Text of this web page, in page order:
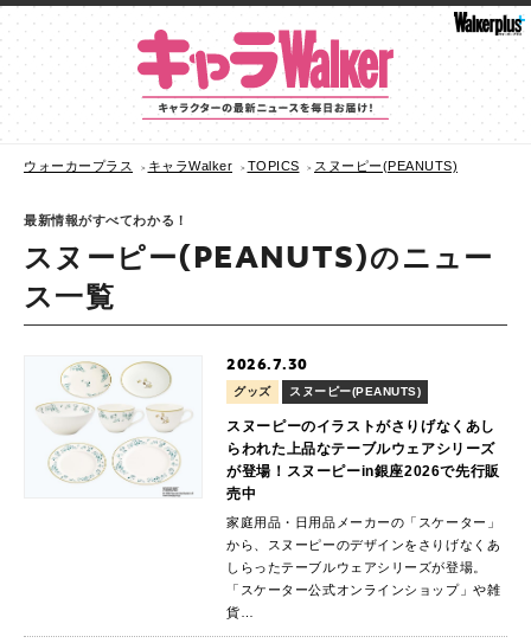
ウォーカープラス キャラWalker TOPICS スヌーピー(PEANUTS)
最新情報がすべてわかる！
スヌーピー(PEANUTS)のニュー
ス一覧
2026.7.30
グッズ スヌーピー(PEANUTS)
スヌーピーのイラストがさりげなくあし
らわれた上品なテーブルウェアシリーズ
が登場！スヌーピーin銀座2026で先行販
売中
家庭用品・日用品メーカーの「スケーター」
から、スヌーピーのデザインをさりげなくあ
しらったテーブルウェアシリーズが登場。
「スケーター公式オンラインショップ」や雑
貨…